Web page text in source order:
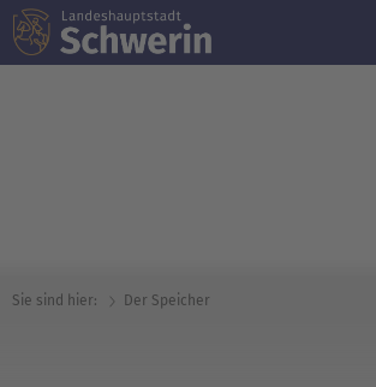
Sie sind hier: Der Speicher